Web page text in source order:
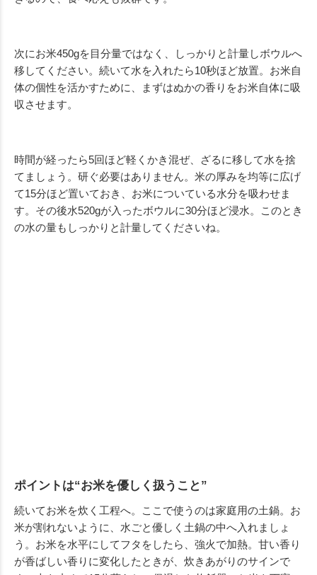
次にお米450gを目分量ではなく、しっかりと計量しボウルへ
移してください。続いて水を入れたら10秒ほど放置。お米自
体の個性を活かすために、まずはぬかの香りをお米自体に吸
収させます。
時間が経ったら5回ほど軽くかき混ぜ、ざるに移して水を捨
てましょう。研ぐ必要はありません。米の厚みを均等に広げ
て15分ほど置いておき、お米についている水分を吸わせま
す。その後水520gが入ったボウルに30分ほど浸水。このとき
の水の量もしっかりと計量してくださいね。
ポイントは“お米を優しく扱うこと”
続いてお米を炊く工程へ。ここで使うのは家庭用の土鍋。お
米が割れないように、水ごと優しく土鍋の中へ入れましょ
う。お米を水平にしてフタをしたら、強火で加熱。甘い香り
が香ばしい香りに変化したときが、炊きあがりのサインで